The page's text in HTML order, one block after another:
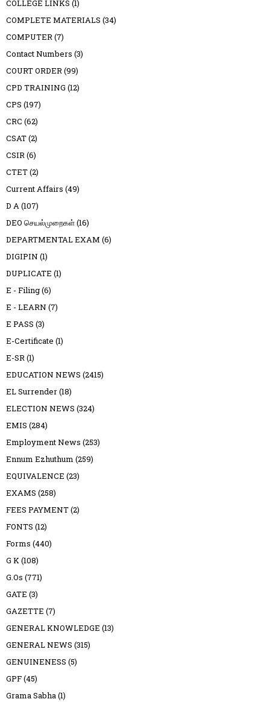
COLLEGE LINKS (1)
COMPLETE MATERIALS (34)
COMPUTER(7)
Contact Numbers (3)
COURT ORDER(99)
CPD TRAINING (12)
CPS (197)
CRC (62)
CSAT(2)
CSIR(6)
CTET(2)
Current Affairs (49)
D A(107)
DEO செயல்முறைகள்(16)
DEPARTMENTAL EXAM (6)
DIGIPIN (1)
DUPLICATE (1)
E - Filing(6)
E - LEARN (7)
E PASS (3)
E-Certificate (1)
E-SR(1)
EDUCATION NEWS (2415)
EL Surrender(18)
ELECTION NEWS (324)
EMIS (284)
Employment News (253)
Ennum Ezhuthum (259)
EQUIVALENCE (23)
EXAMS (258)
FEES PAYMENT(2)
FONTS (12)
Forms (440)
G K(108)
G.Os (771)
GATE (3)
GAZETTE (7)
GENERAL KNOWLEDGE (13)
GENERAL NEWS (315)
GENUINENESS (5)
GPF(45)
Grama Sabha(1)